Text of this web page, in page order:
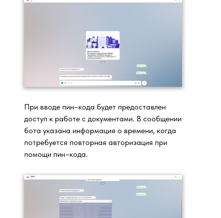
При вводе пин–кода будет предоставлен
доступ к работе с документами. В сообщении
бота указана информация о времени, когда
потребуется повторная авторизация при
помощи пин–кода.